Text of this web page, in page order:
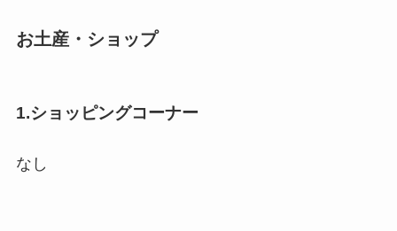
お土産・ショップ
1.ショッピングコーナー
なし